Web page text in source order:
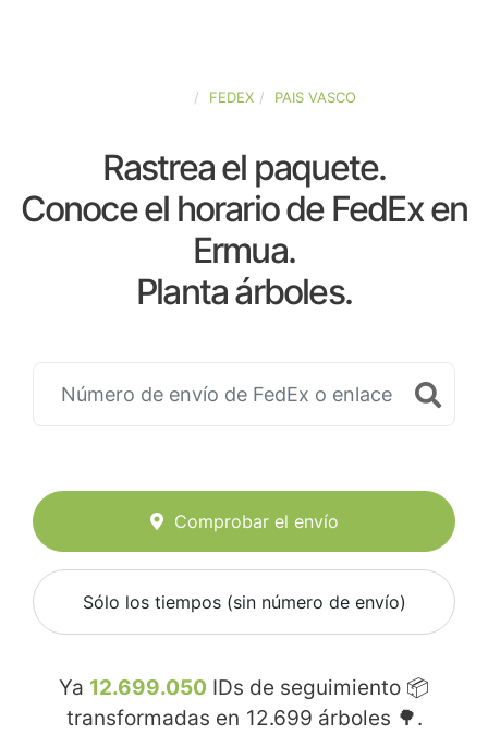
FEDEX PAIS VASCO
Rastrea el paquete.
Conoce el horario de FedEx en
Ermua.
Planta árboles.
Comprobar el envío
Sólo los tiempos (sin número de envío)
Ya 12.699.050 IDs de seguimiento 📦
transformadas en 12.699 árboles 🌳.